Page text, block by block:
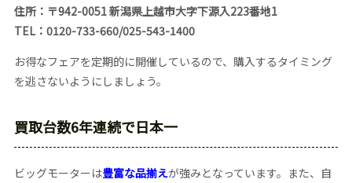
住所：〒942-0051 新潟県上越市大字下源入223番地1
TEL：0120-733-660/025-543-1400
お得なフェアを定期的に開催しているので、購入するタイミング
を逃さないようにしましょう。
買取台数6年連続で日本一
ビッグモーターは豊富な品揃えが強みとなっています。また、自